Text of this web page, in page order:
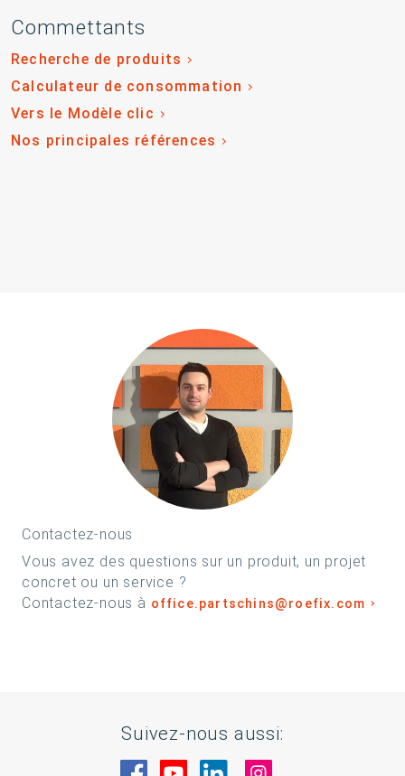
Commettants
Recherche de produits
Calculateur de consommation
Vers le Modèle clic
Nos principales références
Contactez-nous
Vous avez des questions sur un produit, un projet
concret ou un service ?
Contactez-nous à office.partschins@roefix.com
Suivez-nous aussi:
Rendez-nous visite sur Facebook
Rendez-nous visite sur
Rendez-nous visite